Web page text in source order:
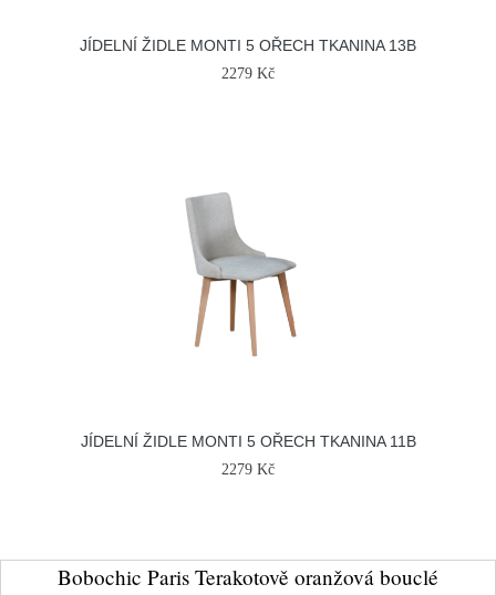
JÍDELNÍ ŽIDLE MONTI 5 OŘECH TKANINA 13B
2279 Kč
JÍDELNÍ ŽIDLE MONTI 5 OŘECH TKANINA 11B
2279 Kč
Bobochic Paris Terakotově oranžová bouclé